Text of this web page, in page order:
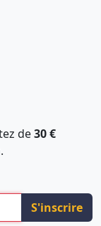
de30 €
S'inscrire